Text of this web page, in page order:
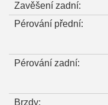
Zavěšení zadní:
Pérování přední:
Pérování zadní:
Brzdy: